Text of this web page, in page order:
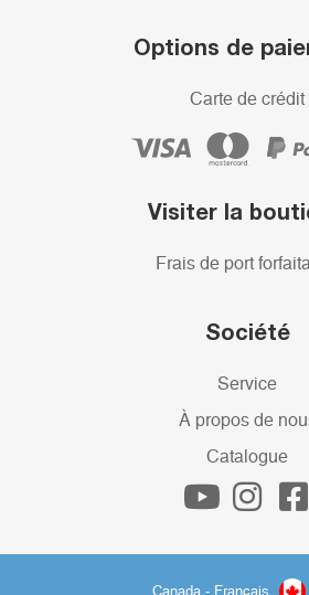
Options de
Carte de crédit
Visiter la
Frais de port
Société
Service
À propos de
Catalogue